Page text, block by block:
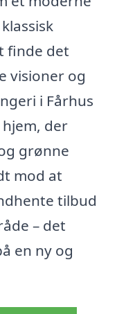
finde det
visioner og
i Fårhus
der
grønne
mod at
tilbud
– det
en ny og